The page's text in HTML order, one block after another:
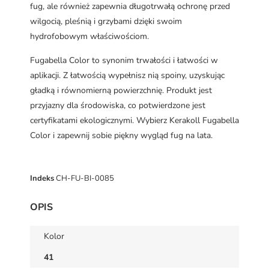
fug, ale również zapewnia długotrwałą ochronę przed
wilgocią, pleśnią i grzybami dzięki swoim
hydrofobowym właściwościom.
Fugabella Color to synonim trwałości i łatwości w
aplikacji. Z łatwością wypełnisz nią spoiny, uzyskując
gładką i równomierną powierzchnię. Produkt jest
przyjazny dla środowiska, co potwierdzone jest
certyfikatami ekologicznymi. Wybierz Kerakoll Fugabella
Color i zapewnij sobie piękny wygląd fug na lata.
IndeksCH-FU-BI-0085
OPIS
Kolor
41